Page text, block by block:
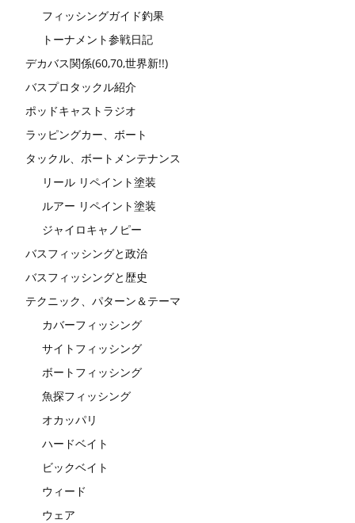
フィッシングガイド釣果
トーナメント参戦日記
デカバス関係(60,70,世界新!!)
バスプロタックル紹介
ポッドキャストラジオ
ラッピングカー、ボート
タックル、ボートメンテナンス
リール リペイント塗装
ルアー リペイント塗装
ジャイロキャノピー
バスフィッシングと政治
バスフィッシングと歴史
テクニック、パターン＆テーマ
カバーフィッシング
サイトフィッシング
ボートフィッシング
魚探フィッシング
オカッパリ
ハードベイト
ビックベイト
ウィード
ウェア